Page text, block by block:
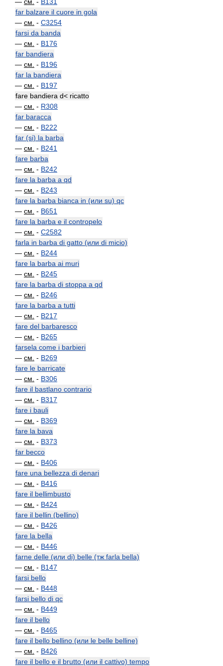
far balzare il cuore in gola
— см. - C3254
farsi da banda
— см. - B176
far bandiera
— см. - B196
far la bandiera
— см. - B197
fare bandiera d< ricatto
— см. - R308
far baracca
— см. - B222
far (si) la barba
— см. - B241
fare barba
— см. - B242
fare la barba a qd
— см. - B243
fare la barba bianca in (или su) qc
— см. - B651
fare la barba e il contropelo
— см. - C2582
farla in barba di gatto (или di micio)
— см. - B244
fare la barba ai muri
— см. - B245
fare la barba di stoppa a qd
— см. - B246
fare la barba a tutti
— см. - B217
fare del barbaresco
— см. - B265
farsela come i barbieri
— см. - B269
fare le barricate
— см. - B306
fare il bastlano contrario
— см. - B317
fare i bauli
— см. - B369
fare la bava
— см. - B373
far becco
— см. - B406
fare una bellezza di denari
— см. - B416
fare il bellimbusto
— см. - B424
fare il bellin (bellino)
— см. - B426
fare la bella
— см. - B446
farne delle (или di) belle (тж farla bella)
— см. - B147
farsi bello
— см. - B448
farsi bello di qc
— см. - B449
fare il bello
— см. - B465
fare il bello bellino (или le belle belline)
— см. - B426
fare il bello e il brutto (или il cattivo) tempo